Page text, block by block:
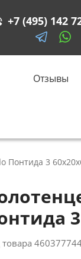
+7 (495) 142
Отзывы
Понтида 3